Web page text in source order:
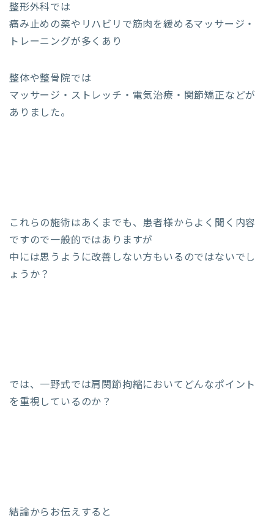
整形外科では
痛み止めの薬やリハビリで筋肉を緩めるマッサージ・
トレーニングが多くあり
整体や整骨院では
マッサージ・ストレッチ・電気治療・関節矯正などが
ありました。
これらの施術はあくまでも、患者様からよく聞く内容
ですので一般的ではありますが
中には思うように改善しない方もいるのではないでし
ょうか？
では、一野式では肩関節拘縮においてどんなポイント
を重視しているのか？
結論からお伝えすると